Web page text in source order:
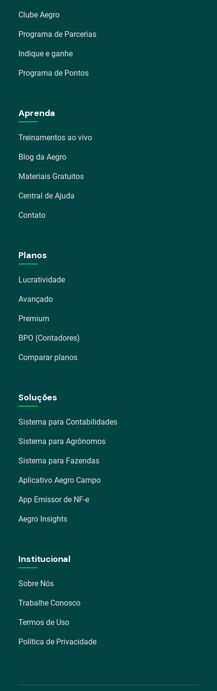
Clube Aegro
Programa de Parcerias
Indique e ganhe
Programa de Pontos
Aprenda
Treinamentos ao vivo
Blog da Aegro
Materiais Gratuitos
Central de Ajuda
Contato
Planos
Lucratividade
Avançado
Premium
BPO (Contadores)
Comparar planos
Soluções
Sistema para Contabilidades
Sistema para Agrônomos
Sistema para Fazendas
Aplicativo Aegro Campo
App Emissor de NF-e
Aegro Insights
Institucional
Sobre Nós
Trabalhe Conosco
Termos de Uso
Política de Privacidade